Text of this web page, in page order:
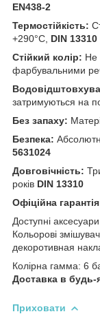
EN438-2
Термостійкість:
+290°C, DIN 13310
Стійкий колір: Не
фарбувальними
затримуються на
Без запаху:
Безпека:
5631024
Довговічність:
років DIN 13310
Офіційна
Доступні
Кольорові
декоротивная
Колірна гамма: 6
Доставка в будь-
Приховати